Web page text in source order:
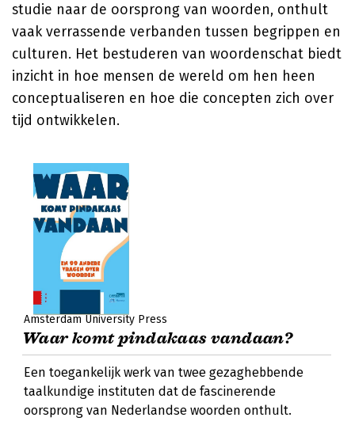
studie naar de oorsprong van woorden, onthult
vaak verrassende verbanden tussen begrippen en
culturen. Het bestuderen van woordenschat biedt
inzicht in hoe mensen de wereld om hen heen
conceptualiseren en hoe die concepten zich over
tijd ontwikkelen.
Amsterdam University Press
Waar komt pindakaas vandaan?
Een toegankelijk werk van twee gezaghebbende
taalkundige instituten dat de fascinerende
oorsprong van Nederlandse woorden onthult.